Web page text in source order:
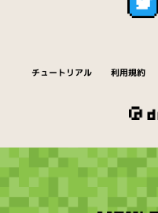
チュートリアル 利用規約